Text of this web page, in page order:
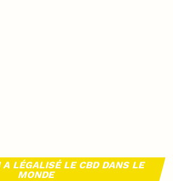
A LÉGALISÉ LE CBD DANS LE
MONDE